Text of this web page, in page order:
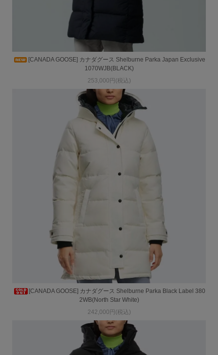
[CANADA GOOSE] カナダグース Shelburne Parka Japan Exclusive
1070WJB(BLACK)
253,000円(税込)
[CANADA GOOSE] カナダグース Shelburne Parka Black Label 380
2WB(North Star White)
242,000円(税込)